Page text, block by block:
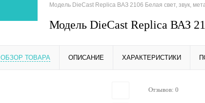
Модель DieCast Replica ВАЗ 2106 Белая свет, звук,
Модель DieCast Replica ВАЗ
ОБЗОР ТОВАРА ОПИСАНИЕ ХАРАКТЕРИСТИКИ
Отзывов: 0